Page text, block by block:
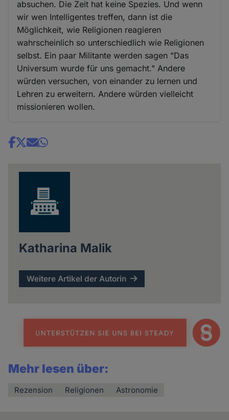
absuchen. Die Zeit hat keine Spezies. Und wenn
wir wen Intelligentes treffen, dann ist die
Möglichkeit, wie Religionen reagieren
wahrscheinlich so unterschiedlich wie Religionen
selbst. Ein paar Militante werden sagen "Das
Universum wurde für uns gemacht." Andere
würden versuchen, von einander zu lernen und
Lehren zu erweitern. Andere würden vielleicht
missionieren wollen.
Share
Katharina Malik
Weitere Artikel der Autorin
Mehr lesen über:
Rezension Religionen Astronomie